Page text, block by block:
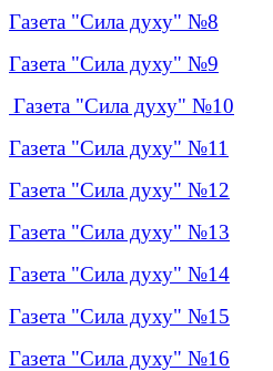
Газета "Сила духу" №8
Газета "Сила духу" №9
Газета "Сила духу" №10
Газета "Сила духу" №11
Газета "Сила духу" №12
Газета "Сила духу" №13
Газета "Сила духу" №14
Газета "Сила духу" №15
Газета "Сила духу" №16